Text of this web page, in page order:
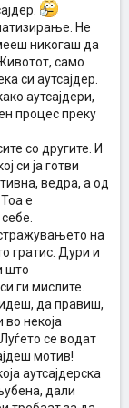
Не
никогаш да
само
си аутсајдер.
аутсајдери,
процес преку
со другите. И
си ја готви
ведра, а од
е
на
гратис. Дури и
што
ги мислите.
да правиш,
некоја
се водат
мотив!
аутсајдерска
дали